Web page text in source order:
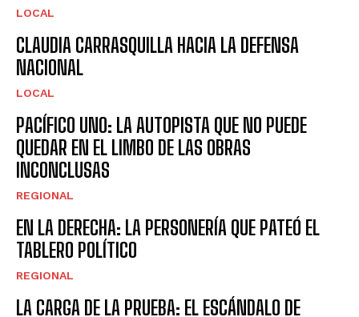
LOCAL
CLAUDIA CARRASQUILLA HACIA LA DEFENSA
NACIONAL
LOCAL
PACÍFICO UNO: LA AUTOPISTA QUE NO PUEDE
QUEDAR EN EL LIMBO DE LAS OBRAS
INCONCLUSAS
REGIONAL
EN LA DERECHA: LA PERSONERÍA QUE PATEÓ EL
TABLERO POLÍTICO
REGIONAL
LA CARGA DE LA PRUEBA: EL ESCÁNDALO DE